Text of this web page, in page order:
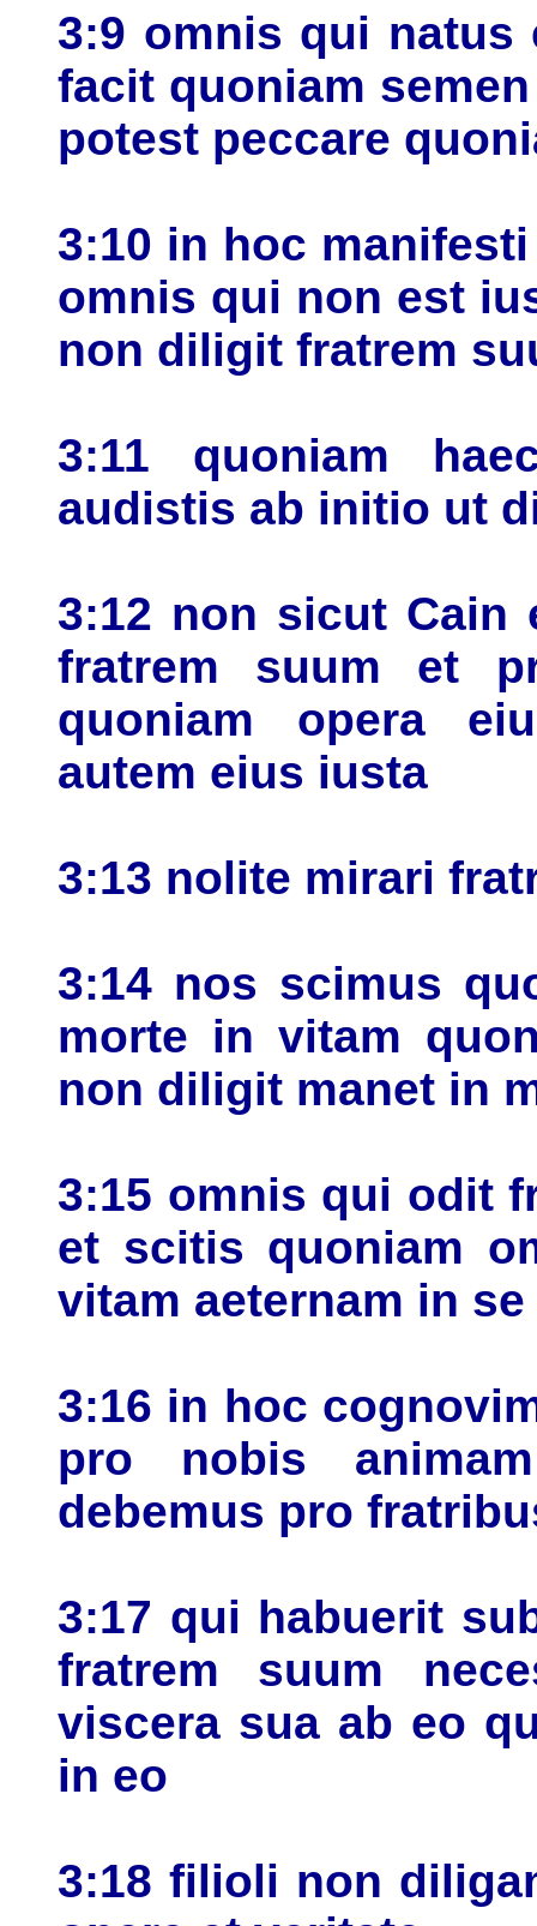
3:9 omnis qui natus
facit quoniam
potest peccare
3:10 in hoc
omnis qui non est
non diligit fratrem
3:11 quoniam
audistis ab initio ut
3:12 non sicut Cain
fratrem suum et
quoniam opera
autem eius iusta
3:13 nolite mirari
3:14 nos scimus
morte in vitam
non diligit manet in
3:15 omnis qui odit
et scitis quoniam
vitam aeternam in
3:16 in hoc
pro nobis
debemus pro
3:17 qui habuerit
fratrem suum
viscera sua ab eo
in eo
3:18 filioli non